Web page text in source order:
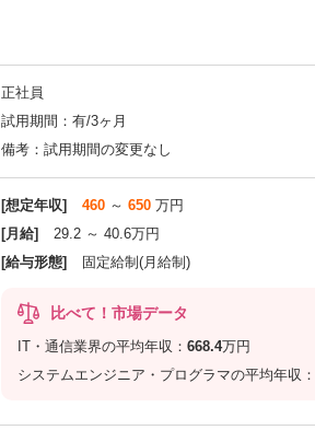
正社員
試用期間：有/3ヶ月
備考：試用期間の変更なし
[想定年収] 460 ～ 650 万円
[月給]
29.2 ～ 40.6万円
[給与形態]
固定給制(月給制)
比べて！市場データ
IT・通信業界の平均年収： 668.4万円
システムエンジニア・プログラマの平均年収：